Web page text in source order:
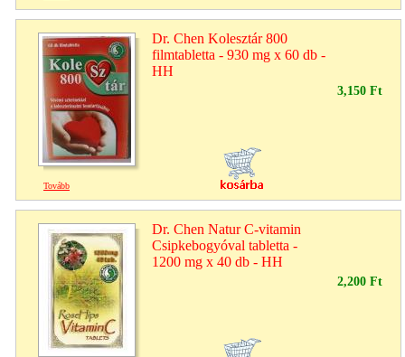
Dr. Chen Kolesztár 800
filmtabletta - 930 mg x 60 db -
HH
3,150 Ft
Tovább
Dr. Chen Natur C-vitamin
Csipkebogyóval tabletta -
1200 mg x 40 db - HH
2,200 Ft